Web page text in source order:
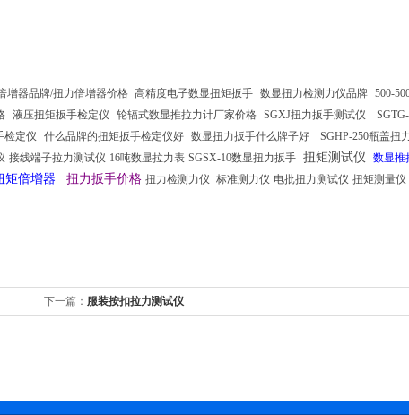
增器品牌/扭力倍增器价格 高精度电子数显扭矩扳手 数显扭力检测力仪品牌 500-
液压扭矩扳手检定仪 轮辐式数显推拉力计厂家价格 SGXJ扭力扳手测试仪
检定仪 什么品牌的扭矩扳手检定仪好 数显扭力扳手什么牌子好 SGHP-250瓶盖扭
接线端子拉力测试仪 16吨数显拉力表 SGSX-10数显扭力扳手 扭矩测试仪 数显推
矩倍增器 扭力扳手价格 扭力检测力仪 标准测力仪 电批扭力测试仪 扭矩测量仪
下一篇： 服装按扣拉力测试仪